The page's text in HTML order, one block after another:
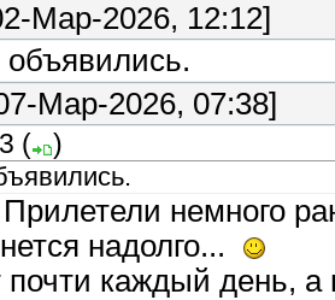
Мар-2026, 12:12]
объявились.
Мар-2026, 07:38]
(
)
немного
надолго...
каждый день,